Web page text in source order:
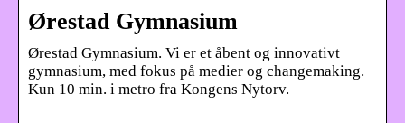
Ørestad Gymnasium
Ørestad Gymnasium. Vi er et åbent og innovativt
gymnasium, med fokus på medier og changemaking.
Kun 10 min. i metro fra Kongens Nytorv.